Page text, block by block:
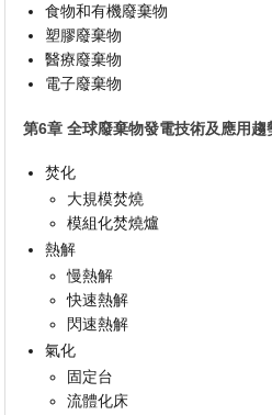
食物和有機廢棄物
塑膠廢棄物
醫療廢棄物
電子廢棄物
第6章 全球廢棄物發電技術及應用趨
焚化
大規模焚燒
模組化焚燒爐
熱解
慢熱解
快速熱解
閃速熱解
氣化
固定台
流體化床